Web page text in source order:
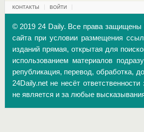
КОНТАКТЫ ВОЙТИ
© 2019 24 Daily. Все права защищены
сайта при условии размещения
изданий прямая, открытая для
использованием материалов
републикация, перевод, обработка,
24Daily.net не несёт
не является и за любые